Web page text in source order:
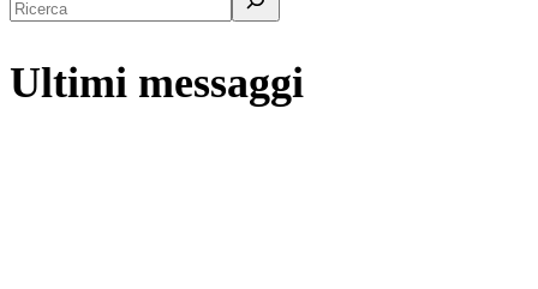
Ultimi messaggi